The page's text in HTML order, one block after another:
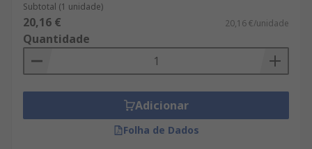
Subtotal (1 unidade)
20,16 € 20,16 €/unidade
Quantidade
Adicionar
Folha de Dados